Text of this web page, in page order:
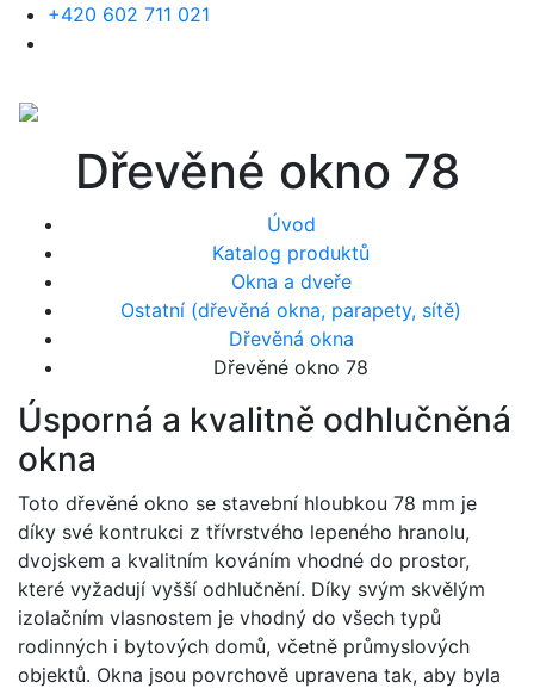
+420 602 711 021
Dřevěné okno 78
Úvod
Katalog produktů
Okna a dveře
Ostatní (dřevěná okna, parapety, sítě)
Dřevěná okna
Dřevěné okno 78
Úsporná a kvalitně odhlučněná
okna
Toto dřevěné okno se stavební hloubkou 78 mm je
díky své kontrukci z třívrstvého lepeného hranolu,
dvojskem a kvalitním kováním vhodné do prostor,
které vyžadují vyšší odhlučnění. Díky svým skvělým
izolačním vlasnostem je vhodný do všech typů
rodinných i bytových domů, včetně průmyslových
objektů. Okna jsou povrchově upravena tak, aby byla